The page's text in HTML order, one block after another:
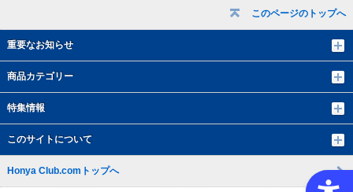
このページのトップへ
重要なお知らせ
商品カテゴリー
特集情報
このサイトについて
Honya Club.comトップへ